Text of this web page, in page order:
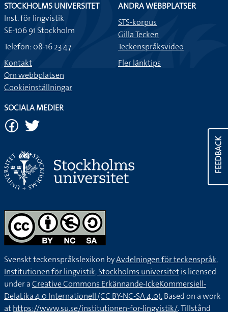
FEEDBACK
STOCKHOLMS UNIVERSITET
Inst. för lingvistik
SE-106 91 Stockholm
Telefon: 08-16 23 47
Kontakt
Om webbplatsen
Cookieinställningar
ANDRA WEBBPLATSER
STS-korpus
Gilla Tecken
Teckenspråksvideo
Fler länktips
SOCIALA MEDIER
Svenskt teckenspråkslexikon byAvdelningen för teckenspråk,
Institutionen för lingvistik, Stockholms universitetis licensed
under aCreative Commons Erkännande-IckeKommersiell-
DelaLika 4.0 Internationell (CC BY-NC-SA 4.0).Based on a work
athttps://www.su.se/institutionen-for-lingvistik/. Tillstånd